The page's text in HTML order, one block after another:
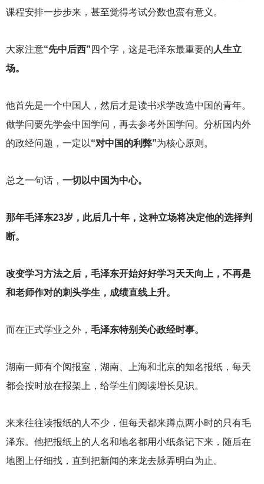
课程安排一步步来，甚至觉得考试分数也蛮有意义。
大家注意“先中后西” 四个字，这是毛泽东最重要的 人生立
场。
他首先是一个中国人，然后才是读书求学改造中国的青年。
做学问要先学会中国学问，再去参考外国学问。分析国内外
的政经问题，一定以“对中国的利弊”为核心原则。
总之一句话， 一切以中国为中心。
那年毛泽东23岁，此后几十年，这种立场将决定他的选择判
断。
改变学习方法之后，毛泽东开始好好学习天天向上，不再是
和老师作对的刺头学生，成绩直线上升。
而在正式学业之外， 毛泽东特别关心政经时事。
湖南一师有个阅报室，湖南、上海和北京的知名报纸，每天
都会按时放在报架上，给学生们阅读增长见识。
来来往往读报纸的人不少，但每天都来蹲点两小时的只有毛
泽东。他把报纸上的人名和地名都用小纸条记下来，随后在
地图上仔细找，直到把新闻的来龙去脉弄明白为止。